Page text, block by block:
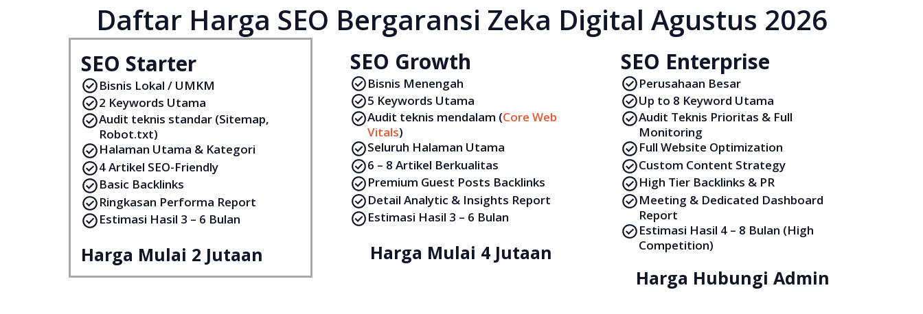
Daftar Harga SEO Bergaransi Zeka Digital Agustus 2026
SEO Starter
Bisnis Lokal / UMKM
2 Keywords Utama
Audit teknis standar (Sitemap,
Robot.txt)
Halaman Utama & Kategori
4 Artikel SEO-Friendly
Basic Backlinks
Ringkasan Performa Report
Estimasi Hasil 3 – 6 Bulan
Harga Mulai 2 Jutaan
SEO Growth
Bisnis Menengah
5 Keywords Utama
Audit teknis mendalam (Core Web
Vitals)
Seluruh Halaman Utama
6 – 8 Artikel Berkualitas
Premium Guest Posts Backlinks
Detail Analytic & Insights Report
Estimasi Hasil 3 – 6 Bulan
Harga Mulai 4 Jutaan
SEO Enterprise
Perusahaan Besar
Up to 8 Keyword Utama
Audit Teknis Prioritas & Full
Monitoring
Full Website Optimization
Custom Content Strategy
High Tier Backlinks & PR
Meeting & Dedicated Dashboard
Report
Estimasi Hasil 4 – 8 Bulan (High
Competition)
Harga Hubungi Admin